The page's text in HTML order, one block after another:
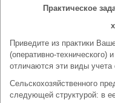
Практическое
Приведите из практики
(оперативно-технического)
отличаются эти виды учета
Сельскохозяйственного
следующей структурой: в